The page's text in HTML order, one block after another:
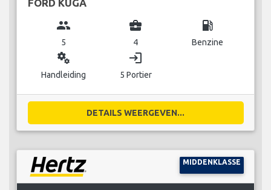
FORD KUGA
group
5
business_center
4
local_gas_station
Benzine
miscellaneous_services
Handleiding
login
5 Portier
DETAILS WEERGEVEN...
MIDDENKLASSE